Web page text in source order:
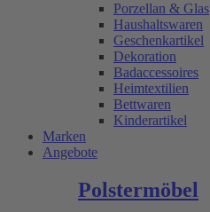
Porzellan & Glas
Haushaltswaren
Geschenkartikel
Dekoration
Badaccessoires
Heimtextilien
Bettwaren
Kinderartikel
Marken
Angebote
Polstermöbel